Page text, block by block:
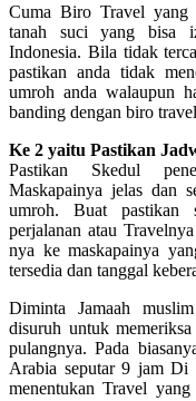
Cuma Biro Travel yang
tanah suci yang bisa
Indonesia. Bila tidak
pastikan anda tidak
umroh anda walaupun
banding dengan biro
Ke 2 yaitu Pastikan
Pastikan Skedul
Maskapainya jelas dan
umroh. Buat pastikan
perjalanan atau
nya ke maskapainya
tersedia dan tanggal
Diminta Jamaah
disuruh untuk
pulangnya. Pada
Arabia seputar 9 jam Di
menentukan Travel yang